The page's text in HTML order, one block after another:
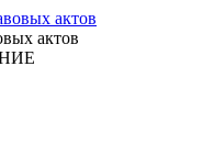
актов